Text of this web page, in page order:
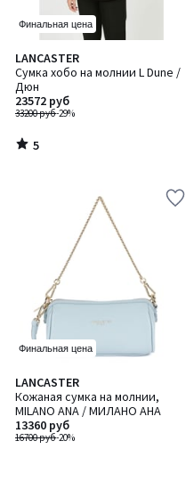
Финальная цена
LANCASTER
Сумка хобо на молнии L Dune /
Дюн
33200 руб-29%
23572 руб
5
/
5
5
/
Финальная цена
LANCASTER
Кожаная сумка на молнии,
MILANO ANA / МИЛАНО АНА
16700 руб-20%
13360 руб